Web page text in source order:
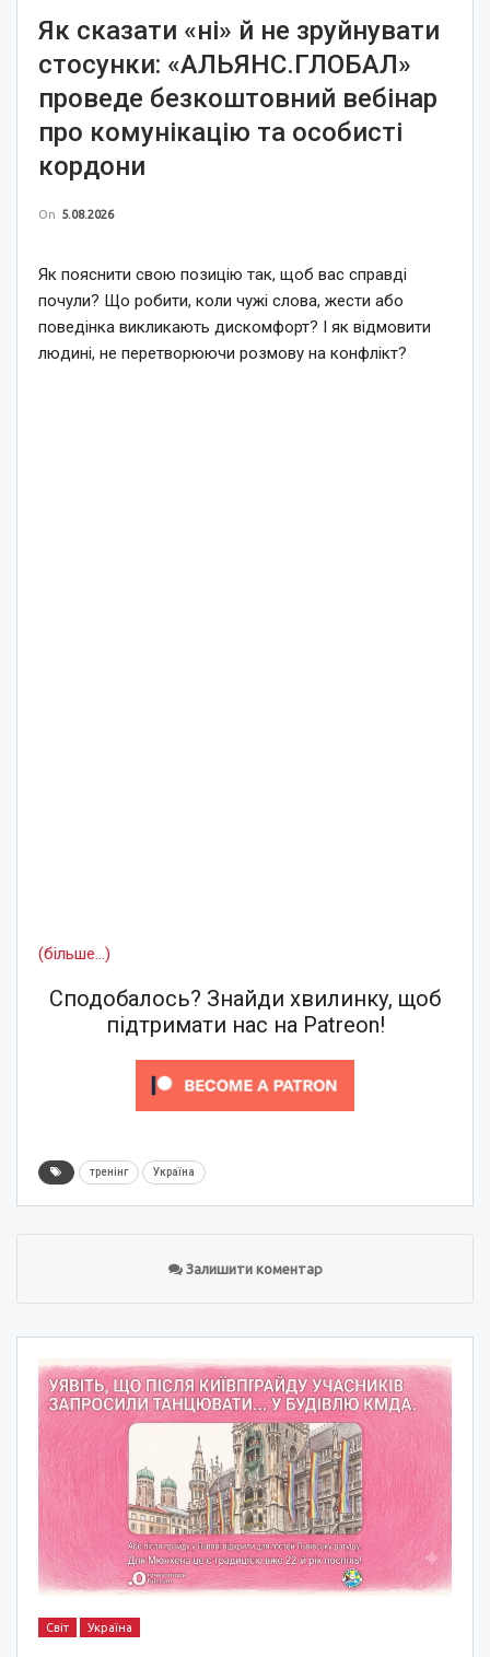
Як сказати «ні» й не зруйнувати
стосунки: «АЛЬЯНС.ГЛОБАЛ»
проведе безкоштовний вебінар
про комунікацію та особисті
кордони
On 5.08.2026
Як пояснити свою позицію так, щоб вас справді
почули? Що робити, коли чужі слова, жести або
поведінка викликають дискомфорт? І як відмовити
людині, не перетворюючи розмову на конфлікт?
(більше…)
Сподобалось? Знайди хвилинку, щоб
підтримати нас на Patreon!
тренінг Україна
Залишити коментар
Світ Україна